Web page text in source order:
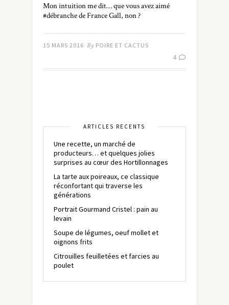
Mon intuition me dit… que vous avez aimé
#débranche de France Gall, non ?
15 MARS 2016 By POIRE ET CACTUS
4
ARTICLES RÉCENTS
Une recette, un marché de
producteurs… et quelques jolies
surprises au cœur des Hortillonnages
La tarte aux poireaux, ce classique
réconfortant qui traverse les
générations
Portrait Gourmand Cristel : pain au
levain
Soupe de légumes, oeuf mollet et
oignons frits
Citrouilles feuilletées et farcies au
poulet